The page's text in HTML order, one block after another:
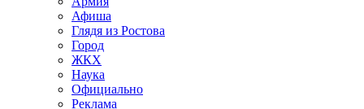
Афиша
Глядя из Ростова
Город
ЖКХ
Наука
Официально
Реклама